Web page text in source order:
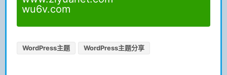
wu6v.com
WordPress主题 WordPress主题分享